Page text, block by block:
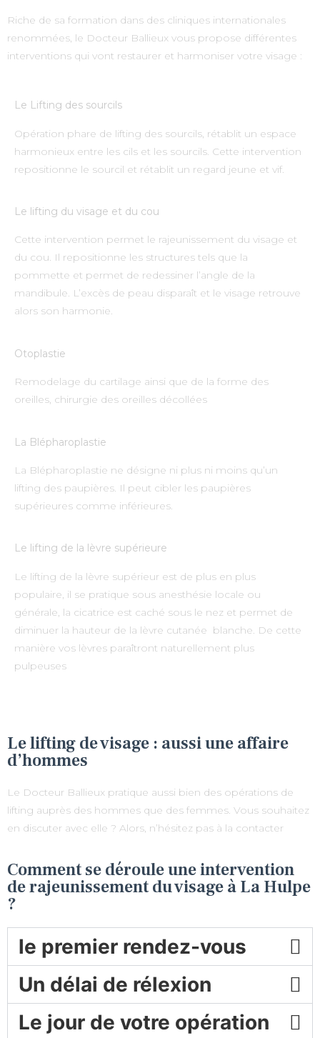
Riche de sa formation dans des cliniques internationales
renommées, le Docteur Ballieux vous propose différentes
interventions qui vont restaurer et harmoniser votre visage :
Le Lifting des sourcils
Opération phare de lifting des sourcils, rétablit un espace
harmonieux entre les cils et les sourcils. Cette intervention
repositionne le sourcil et rétablit un regard jeune et vif.
Le lifting du visage et du cou
Cette intervention permet le rajeunissement du visage et
du cou. Il repositionne les structures tels que la
pommette et permet de redessiner l’angle de la
mandibule. L’excès de peau disparaît et le visage retrouve
alors son harmonie.
Otoplastie
Remodelage du cartilage ainsi que de la forme des
oreilles, chirurgie des oreilles décollées
La Blépharoplastie
La Blépharoplastie ne désigne ni plus ni moins qu’un
lifting des paupières. Il peut cibler les paupières
supérieures comme inférieures.
Le lifting de la lèvre supérieure
Le lifting de la lèvre supérieur est de plus en plus
populaire, il se pratique sous anesthésie locale ou
générale, la cicatrice est caché sous le nez et permet de
diminuer la hauteur de la lèvre cutanée blanche. De cette
manière vos lèvres paraîtront naturellement plus
pulpeuses
Le lifting de visage : aussi une affaire
d’hommes
Le Docteur Ballieux pratique aussi bien des opérations de
lifting auprès des hommes que des femmes. Vous souhaitez
en discuter avec elle ? Alors, n’hésitez pas à la contacter
Comment se déroule une intervention
de rajeunissement du visage à La Hulpe
?
le premier rendez-vous
Un délai de rélexion
Le jour de votre opération